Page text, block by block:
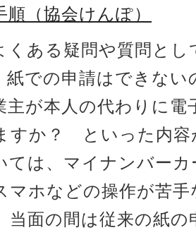
順（協会けんぽ）
ある疑問や質問とし
紙での申請はできな
が本人の代わりに電
すか？ といった内容
ては、マイナンバー
マホなどの操作が苦
当面の間は従来の紙の